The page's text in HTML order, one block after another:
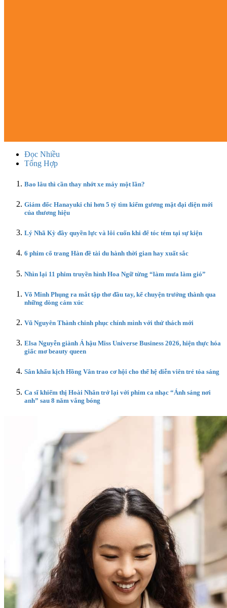
Đọc Nhiều
Tổng Hợp
Bao lâu thì cần thay nhớt xe máy một lần?
Giám đốc Hanayuki chi hơn 5 tỷ tìm kiếm gương mặt đại diện mới
của thương hiệu
Lý Nhã Kỳ đầy quyền lực và lôi cuốn khi để tóc tém tại sự kiện
6 phim cổ trang Hàn đề tài du hành thời gian hay xuất sắc
Nhìn lại 11 phim truyền hình Hoa Ngữ từng “làm mưa làm gió”
Võ Minh Phụng ra mắt tập thơ đầu tay, kể chuyện trưởng thành qua
những dòng cảm xúc
Vũ Nguyên Thành chinh phục chính mình với thử thách mới
Elsa Nguyễn giành Á hậu Miss Universe Business 2026, hiện thực hóa
giấc mơ beauty queen
Sân khấu kịch Hồng Vân trao cơ hội cho thế hệ diễn viên trẻ tỏa sáng
Ca sĩ khiếm thị Hoài Nhân trở lại với phim ca nhạc “Ánh sáng nơi
anh” sau 8 năm vắng bóng